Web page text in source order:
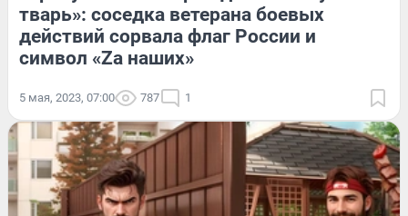
тварь»: соседка ветерана боевых
действий сорвала флаг России и
символ «Zа наших»
5 мая, 2023, 07:00 787 1